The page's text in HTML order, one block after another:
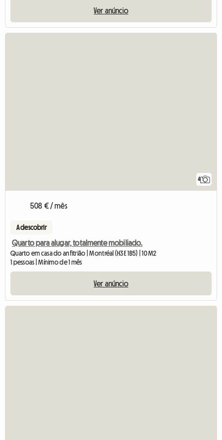
Ver anúncio
4
508 € / mês
A descobrir
Quarto para alugar, totalmente mobiliado.
Quarto em casa do anfitrião | Montréal (H3E 1B5) | 10 M2
1 pessoas | Mínimo de 1 mês
Ver anúncio